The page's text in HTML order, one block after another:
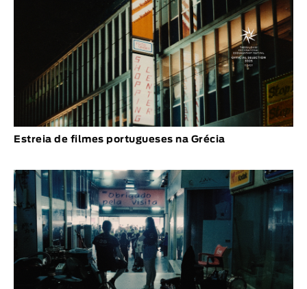
Estreia de filmes portugueses na Grécia